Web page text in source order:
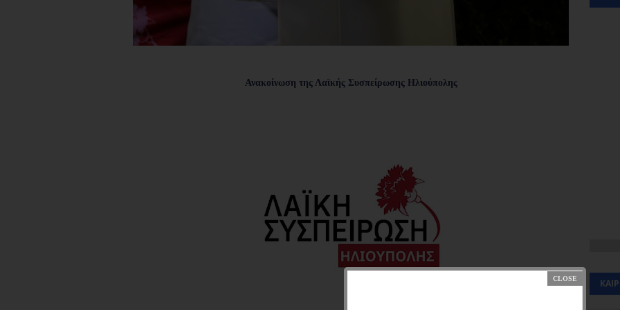
Ανακοίνωση της Λαϊκής Συσπείρωσης Ηλιούπολης